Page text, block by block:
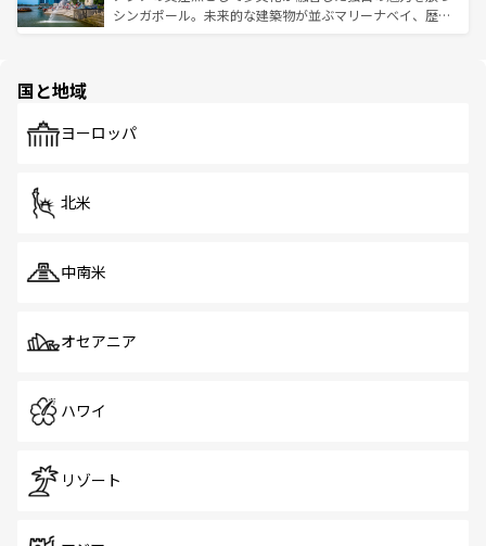
た文化、そして多様な観光資源が、訪れる旅人を魅了し続
うな絶景から文化的な体験まで、香港を存分に楽しみ尽く
シンガポール。未来的な建築物が並ぶマリーナベイ、歴史
で、ホーカーズは地元の風情を楽しめる外せないスポット
国と地域
ヨーロッパ
北米
中南米
オセアニア
ハワイ
リゾート